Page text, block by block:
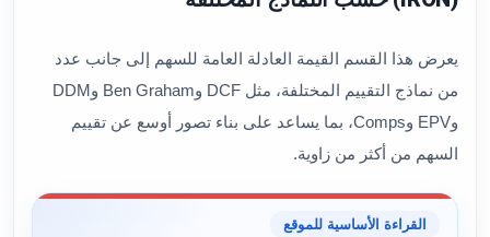
يعرض هذا القسم القيمة العادلة العامة للسهم إلى جانب عدد
من نماذج التقييم المختلفة، مثل DCF وBen Graham وDDM
وEPV وComps، بما يساعد على بناء تصور أوسع عن تقييم
السهم من أكثر من زاوية.
القراءة الأساسية للموقع